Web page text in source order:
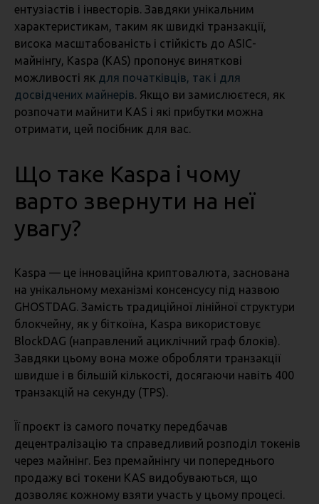
ентузіастів і інвесторів. Завдяки унікальним
характеристикам, таким як швидкі транзакції,
висока масштабованість і стійкість до ASIC-
майнінгу, Kaspa (KAS) пропонує виняткові
можливості як для початківців, так і для
досвідчених майнерів. Якщо ви замислюєтеся, як
розпочати майнити KAS і які прибутки можна
отримати, цей посібник для вас.
Що таке Kaspa і чому
варто звернути на неї
увагу?
Kaspa — це інноваційна криптовалюта, заснована
на унікальному механізмі консенсусу під назвою
GHOSTDAG. Замість традиційної лінійної структури
блокчейну, як у біткоїна, Kaspa використовує
BlockDAG (направлений ациклічний граф блоків).
Завдяки цьому вона може обробляти транзакції
швидше і в більшій кількості, досягаючи навіть 400
транзакцій на секунду (TPS).
Її проєкт із самого початку передбачав
децентралізацію та справедливий розподіл токенів
через майнінг. Без премайнінгу чи попереднього
продажу всі токени KAS видобуваються, що
дозволяє кожному взяти участь у цьому процесі.